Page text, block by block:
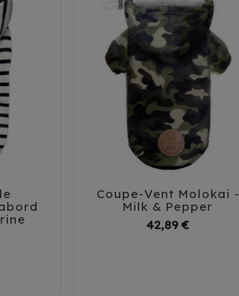
  
Coupe-Vent Molokai -
Milk & Pepper
42,89 €Prix